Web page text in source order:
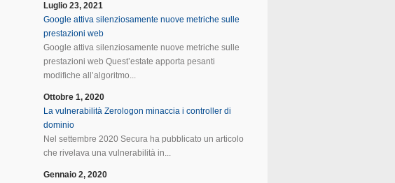
Luglio 23, 2021
Google attiva silenziosamente nuove metriche sulle
prestazioni web
Google attiva silenziosamente nuove metriche sulle
prestazioni web Quest’estate apporta pesanti
modifiche all’algoritmo...
Ottobre 1, 2020
La vulnerabilità Zerologon minaccia i controller di
dominio
Nel settembre 2020 Secura ha pubblicato un articolo
che rivelava una vulnerabilità in...
Gennaio 2, 2020